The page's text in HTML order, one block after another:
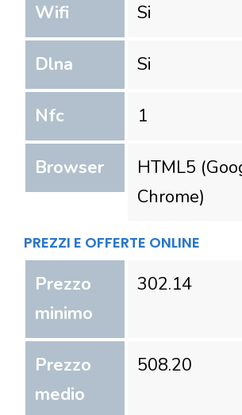
Wifi Si
Dlna Si
Nfc 1
Browser
HTML5
Chrome)
PREZZI E OFFERTE ONLINE
Prezzo
minimo
302.14
Prezzo
medio
508.20